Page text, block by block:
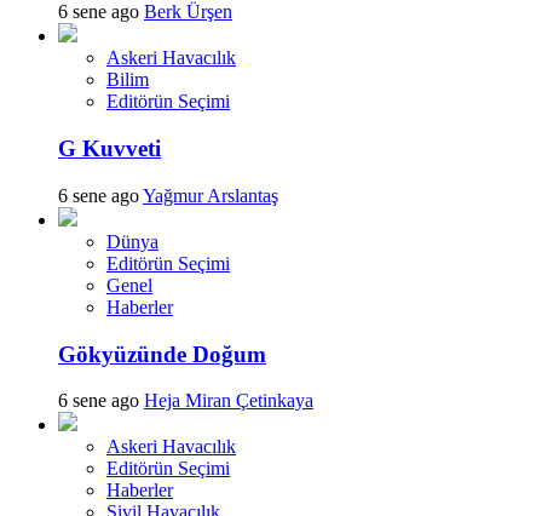
6 sene ago Berk Ürşen
Askeri Havacılık
Bilim
Editörün Seçimi
G Kuvveti
6 sene agoYağmur Arslantaş
Dünya
Editörün Seçimi
Genel
Haberler
Gökyüzünde Doğum
6 sene ago Heja Miran Çetinkaya
Askeri Havacılık
Editörün Seçimi
Haberler